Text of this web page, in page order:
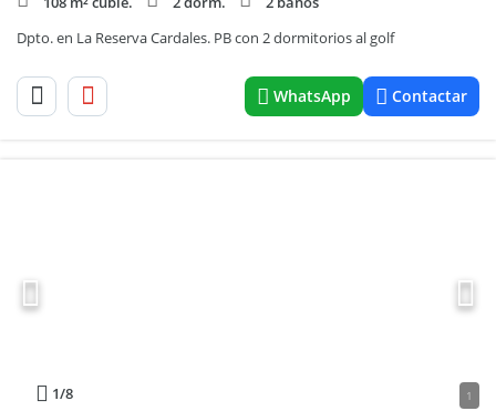
Dpto. en La Reserva Cardales. PB con 2 dormitorios al golf
WhatsApp Contactar
1/8 1